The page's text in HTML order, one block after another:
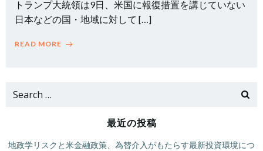
トランプ大統領は9日、米国に報復措置を講じていない
日本などの国・地域に対して […]
READ MORE
Search
最近の投稿
地政学リスクと米金融政策、為替介入がもたらす最新投資環境につ